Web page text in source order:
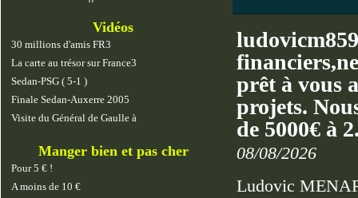
Vidéos
30 millions d'amis FR3
La carte au trésor sur France3
Sedan-PSG ( 5-1 )
Finale Sedan-Auxerre 2005
Visite du Général de Gaulle à
Manger bien et pas cher
Pour 5 € !
A moins de 10 €
prêt à vous
projets.
de 5000€ à
08/08/2026
Ludovic